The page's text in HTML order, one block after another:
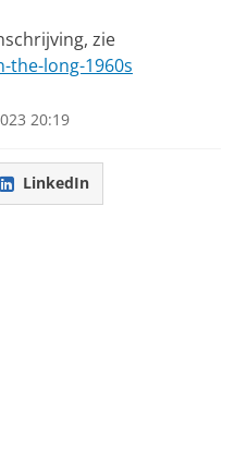
zie
the-long-1960s
20:19
LinkedIn